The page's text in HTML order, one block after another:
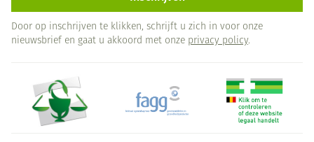
Door op inschrijven te klikken, schrijft u zich in voor onze
nieuwsbrief en gaat u akkoord met onze privacy policy.